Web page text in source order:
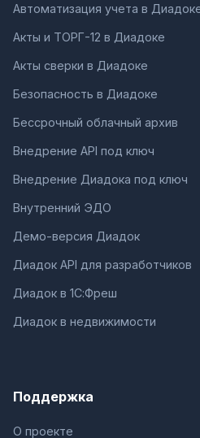
Автоматизация учета в
Акты и ТОРГ-12 в Диадоке
Акты сверки в Диадоке
Безопасность в Диадоке
Бессрочный облачный архив
Внедрение API под ключ
Внедрение Диадока под ключ
Внутренний ЭДО
Демо-версия Диадок
Диадок API для разработчиков
Диадок в 1С:Фреш
Диадок в недвижимости
Поддержка
О проекте